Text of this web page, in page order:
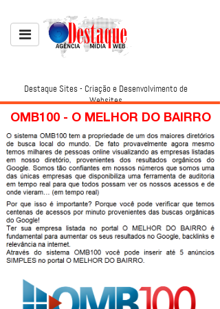
Destaque Sites - Criação e Desenvolvimento de
Websites
OMB100 - O MELHOR DO BAIRRO